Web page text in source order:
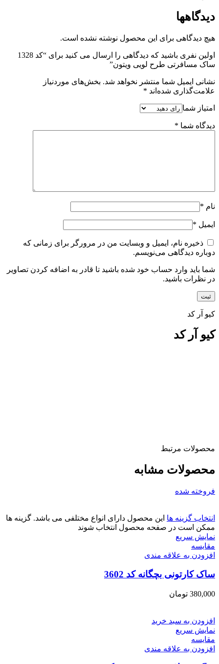
دیدگاهها
هیچ دیدگاهی برای این محصول نوشته نشده است.
اولین نفری باشید که دیدگاهی را ارسال می کنید برای “کد 1328
ساک مسافرتی طرح لویی ویتون”
نشانی ایمیل شما منتشر نخواهد شد. بخش‌های موردنیاز
علامت‌گذاری شده‌اند *
امتیاز شما
دیدگاه شما *
نام *
ایمیل *
ذخیره نام، ایمیل و وبسایت من در مرورگر برای زمانی که
دوباره دیدگاهی می‌نویسم.
شما باید وارد حساب خود شده باشید تا قادر به اضافه کردن تصاویر
در نظرات باشید.
کیو آر کد
کیو آر کد
محصولات مرتبط
محصولات مشابه
فروخته شده
انتخاب گزینه ها این محصول دارای انواع مختلفی می باشد. گزینه ها
ممکن است در صفحه محصول انتخاب شوند
نمایش سریع
مقايسه
افزودن به علاقه مندی
ساک کارتونی بچگانه کد 3602
380,000 تومان
افزودن به سبد خرید
نمایش سریع
مقايسه
افزودن به علاقه مندی